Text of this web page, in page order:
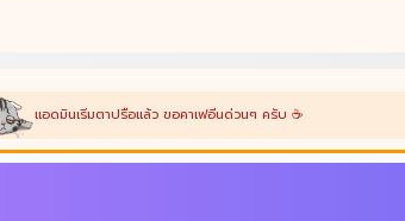
แอดมินเริ่มตาปรือแล้ว ขอคาเฟอีนด่วนๆ ครับ ☕